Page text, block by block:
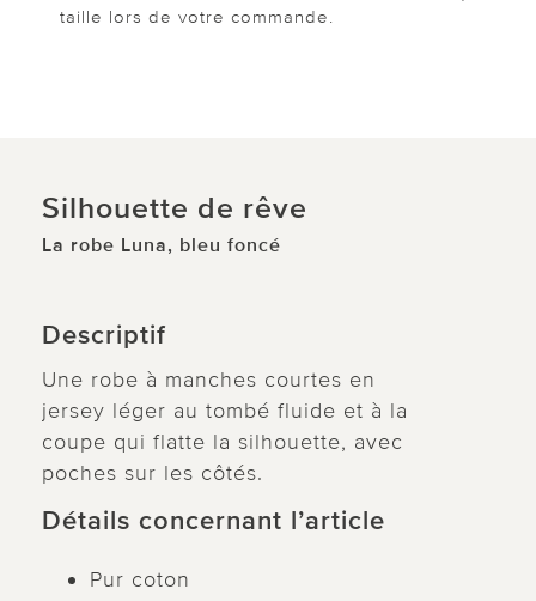
taille lors de votre commande.
Silhouette de rêve
La robe Luna, bleu foncé
Descriptif
Une robe à manches courtes en
jersey léger au tombé fluide et à la
coupe qui flatte la silhouette, avec
poches sur les côtés.
Détails concernant l’article
Pur coton